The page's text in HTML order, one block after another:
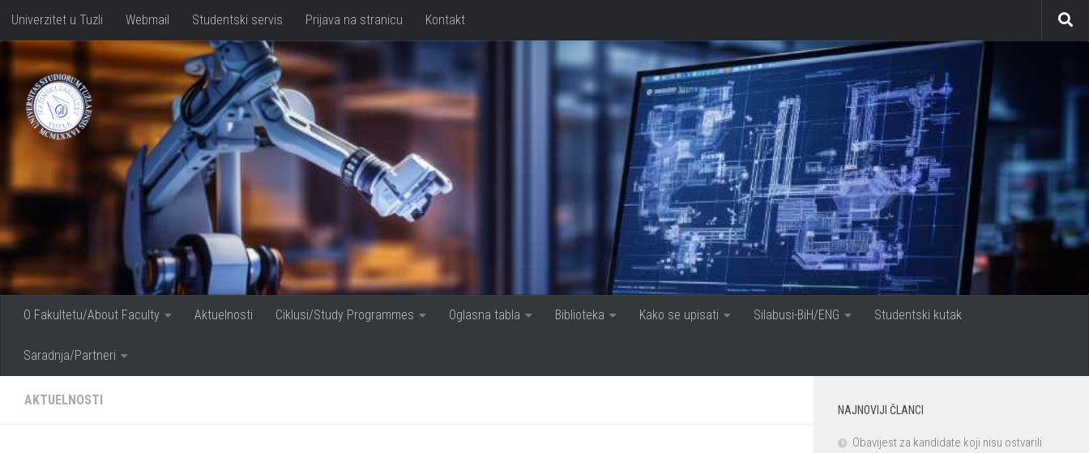
Skip to content
Univerzitet u Tuzli Webmail Studentski servis Prijava na stranicu Kontakt
O Fakultetu/About Faculty Aktuelnosti Ciklusi/Study Programmes Oglasna tabla Biblioteka Kako se upisati Silabusi-BiH/ENG Studentski kutak
Saradnja/Partneri
AKTUELNOSTI
NAJNOVIJI ČLANCI
Obavijest za kandidate koji nisu ostvarili